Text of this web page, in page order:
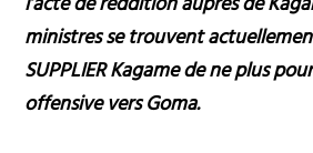
ministres se trouvent
SUPPLIER Kagame de ne plus
offensive vers Goma.